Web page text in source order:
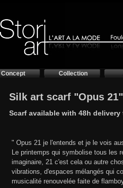
Concept Collection
Silk art scarf "Opus 21"
Scarf available with 48h
" Opus 21 je l'entends et je le vois
Le printemps qui symbolise tous les
imaginaire, 21 c'est cela ou autre
vibrations, d'espaces mélangés qui
musicalité renouvelée faite de